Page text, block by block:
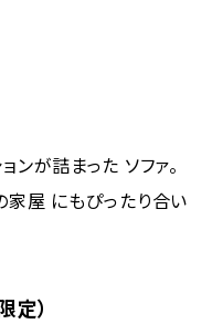
ンが詰まった ソファ。
家屋 にもぴったり合い
）